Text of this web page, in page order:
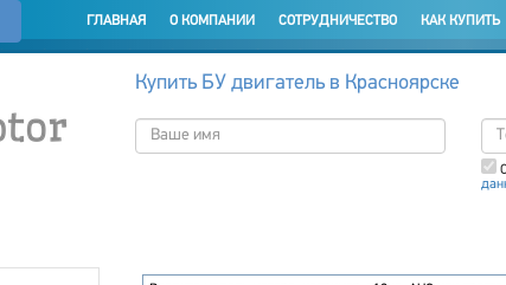
ГЛАВНАЯ О КОМПАНИИ СОТРУДНИЧЕСТВО КАК КУПИТЬ
Купить БУ двигатель в Красноярске